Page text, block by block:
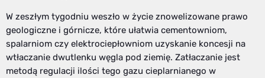
W zeszłym tygodniu weszło w życie znowelizowane prawo
geologiczne i górnicze, które ułatwia cementowniom,
spalarniom czy elektrociepłowniom uzyskanie koncesji na
wtłaczanie dwutlenku węgla pod ziemię. Zatłaczanie jest
metodą regulacji ilości tego gazu cieplarnianego w